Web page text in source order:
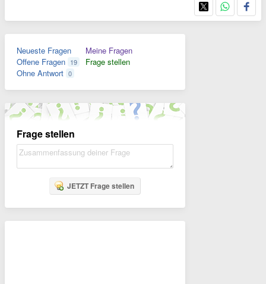
Neueste Fragen
Offene Fragen 19
Ohne Antwort 0
Meine Fragen
Frage stellen
Frage stellen
JETZT Frage stellen